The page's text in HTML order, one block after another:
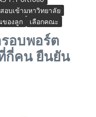
สอบเข้ามหาวิทยาลัย
ของลูก เลือกคณะ
อบพอร์ต
กี่คน ยืนยัน